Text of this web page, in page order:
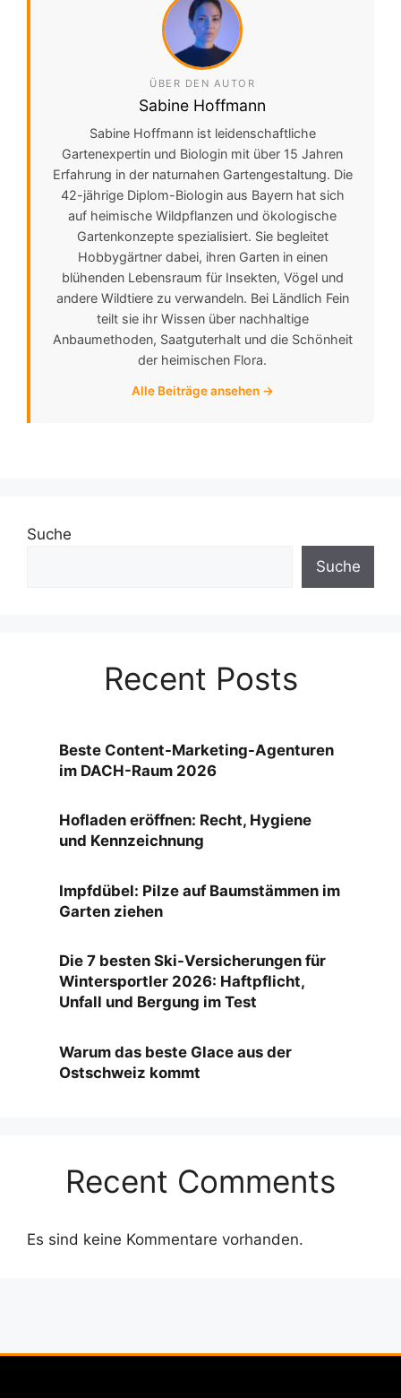
ÜBER DEN AUTOR
Sabine Hoffmann
Sabine Hoffmann ist leidenschaftliche
Gartenexpertin und Biologin mit über 15 Jahren
Erfahrung in der naturnahen Gartengestaltung. Die
42-jährige Diplom-Biologin aus Bayern hat sich
auf heimische Wildpflanzen und ökologische
Gartenkonzepte spezialisiert. Sie begleitet
Hobbygärtner dabei, ihren Garten in einen
blühenden Lebensraum für Insekten, Vögel und
andere Wildtiere zu verwandeln. Bei Ländlich Fein
teilt sie ihr Wissen über nachhaltige
Anbaumethoden, Saatguterhalt und die Schönheit
der heimischen Flora.
Alle Beiträge ansehen →
Suche
Suche
Recent Posts
Beste Content-Marketing-Agenturen
im DACH-Raum 2026
Hofladen eröffnen: Recht, Hygiene
und Kennzeichnung
Impfdübel: Pilze auf Baumstämmen im
Garten ziehen
Die 7 besten Ski-Versicherungen für
Wintersportler 2026: Haftpflicht,
Unfall und Bergung im Test
Warum das beste Glace aus der
Ostschweiz kommt
Recent Comments
Es sind keine Kommentare vorhanden.